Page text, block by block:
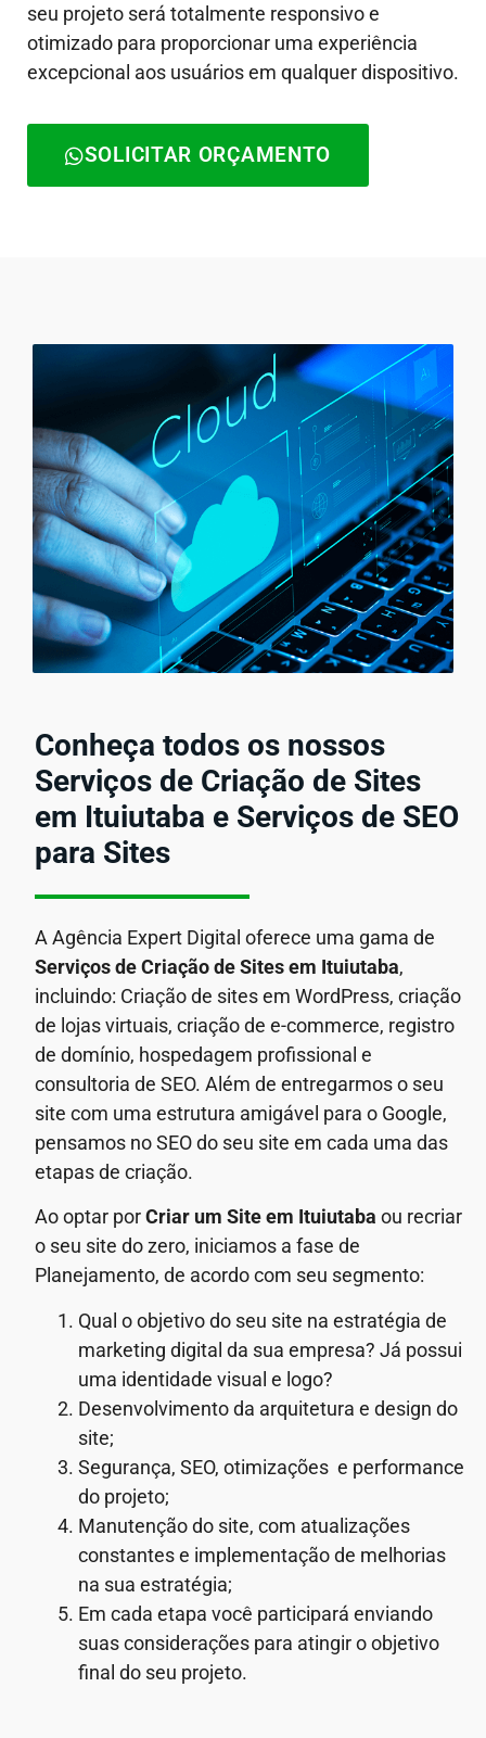
seu projeto será totalmente responsivo e
otimizado para proporcionar uma experiência
excepcional aos usuários em qualquer dispositivo.
SOLICITAR ORÇAMENTO
Conheça todos os nossos
Serviços de Criação de Sites
em Ituiutaba e Serviços de SEO
para Sites
A Agência Expert Digital oferece uma gama de
Serviços de Criação de Sites em Ituiutaba,
incluindo: Criação de sites em WordPress, criação
de lojas virtuais, criação de e-commerce, registro
de domínio, hospedagem profissional e
consultoria de SEO. Além de entregarmos o seu
site com uma estrutura amigável para o Google,
pensamos no SEO do seu site em cada uma das
etapas de criação.
Ao optar porCriar um Site em Ituiutaba ou recriar
o seu site do zero, iniciamos a fase de
Planejamento, de acordo com seu segmento:
Qual o objetivo do seu site na estratégia de
marketing digital da sua empresa? Já possui
uma identidade visual e logo?
Desenvolvimento da arquitetura e design do
site;
Segurança, SEO, otimizações e performance
do projeto;
Manutenção do site, com atualizações
constantes e implementação de melhorias
na sua estratégia;
Em cada etapa você participará enviando
suas considerações para atingir o objetivo
final do seu projeto.